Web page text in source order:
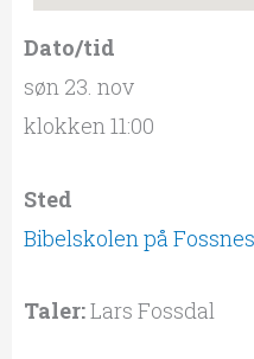
Dato/tid
søn 23. nov
klokken 11:00
Sted
Bibelskolen på Fossnes
Taler:Lars Fossdal